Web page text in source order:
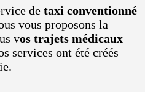
de taxi conventionné
vous proposons la
vos trajets médicaux
services ont été créés